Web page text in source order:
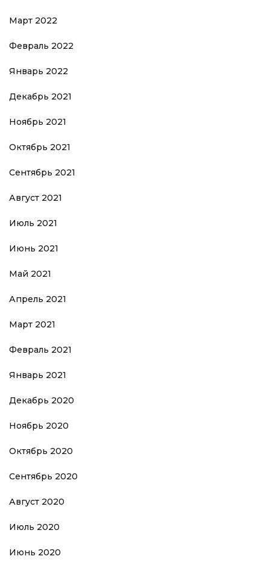
Март 2022
Февраль 2022
Январь 2022
Декабрь 2021
Ноябрь 2021
Октябрь 2021
Сентябрь 2021
Август 2021
Июль 2021
Июнь 2021
Май 2021
Апрель 2021
Март 2021
Февраль 2021
Январь 2021
Декабрь 2020
Ноябрь 2020
Октябрь 2020
Сентябрь 2020
Август 2020
Июль 2020
Июнь 2020